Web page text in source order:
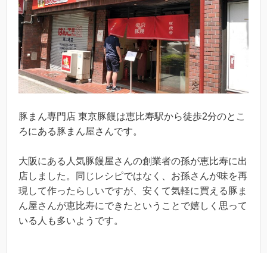
豚まん専門店 東京豚饅は恵比寿駅から徒歩2分のとこ
ろにある豚まん屋さんです。
大阪にある人気豚饅屋さんの創業者の孫が恵比寿に出
店しました。同じレシピではなく、お孫さんが味を再
現して作ったらしいですが、安くて気軽に買える豚ま
ん屋さんが恵比寿にできたということで嬉しく思って
いる人も多いようです。